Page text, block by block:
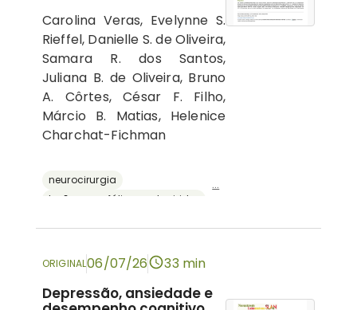
Carolina Veras, Evelynne S.
Rieffel, Danielle S. de Oliveira,
Samara R. dos Santos,
Juliana B. de Oliveira, Bruno
A. Côrtes, César F. Filho,
Márcio B. Matias, Helenice
Charchat-Fichman
neurocirurgia
bateria breve de rastreio cognitivo
...
ORIGINAL06/07/26 33 min
Depressão, ansiedade e